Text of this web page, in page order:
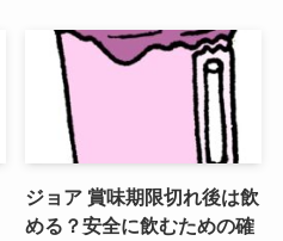
ジョア 賞味期限切れ後は飲
める？安全に飲むための確